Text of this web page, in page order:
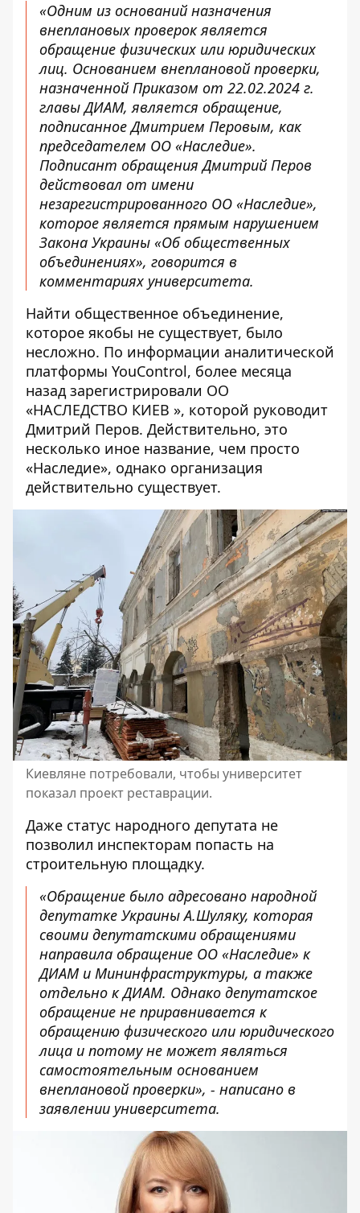
«Одним из оснований назначения
внеплановых проверок является
обращение физических или юридических
лиц. Основанием внеплановой проверки,
назначенной Приказом от 22.02.2024 г.
главы ДИАМ, является обращение,
подписанное Дмитрием Перовым, как
председателем ОО «Наследие».
Подписант обращения Дмитрий Перов
действовал от имени
незарегистрированного ОО «Наследие»,
которое является прямым нарушением
Закона Украины «Об общественных
объединениях», говорится в
комментариях университета.
Найти общественное объединение,
которое якобы не существует, было
несложно. По информации аналитической
платформы YouControl, более месяца
назад зарегистрировали ОО
«НАСЛЕДСТВО КИЕВ », которой руководит
Дмитрий Перов. Действительно, это
несколько иное название, чем просто
«Наследие», однако организация
действительно существует.
Киевляне потребовали, чтобы университет
показал проект реставрации.
Даже статус народного депутата не
позволил инспекторам попасть на
строительную площадку.
«Обращение было адресовано народной
депутатке Украины А.Шуляку, которая
своими депутатскими обращениями
направила обращение ОО «Наследие» к
ДИАМ и Мининфраструктуры, а также
отдельно к ДИАМ. Однако депутатское
обращение не приравнивается к
обращению физического или юридического
лица и потому не может являться
самостоятельным основанием
внеплановой проверки», - написано в
заявлении университета.